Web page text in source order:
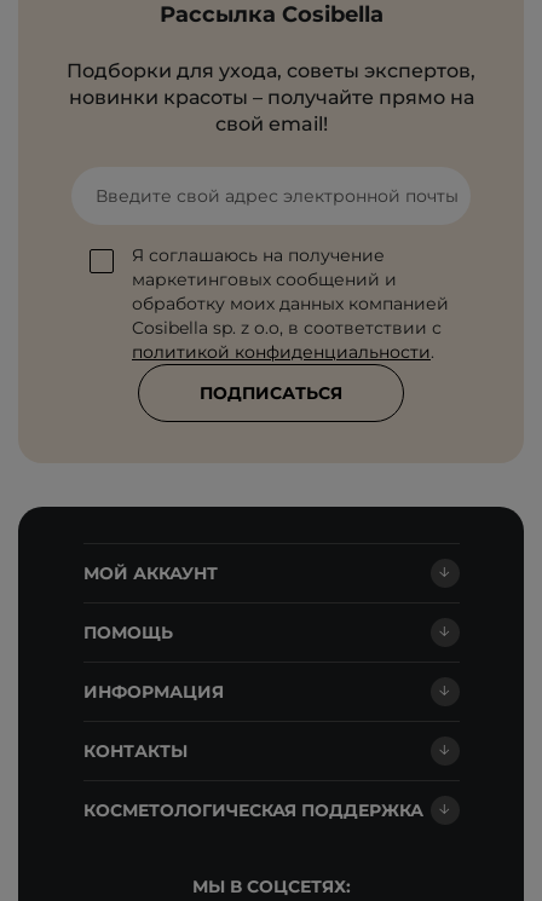
Рассылка Cosibella
Подборки для ухода, советы экспертов,
новинки красоты – получайте прямо на
свой email!
Введите свой адрес электронной почты
Я соглашаюсь на получение
маркетинговых сообщений и
обработку моих данных компанией
Cosibella sp. z o.o, в соответствии с
политикой конфиденциальности.
ПОДПИСАТЬСЯ
МОЙ АККАУНТ
ПОМОЩЬ
ИНФОРМАЦИЯ
КОНТАКТЫ
КОСМЕТОЛОГИЧЕСКАЯ ПОДДЕРЖКА
МЫ В СОЦСЕТЯХ: